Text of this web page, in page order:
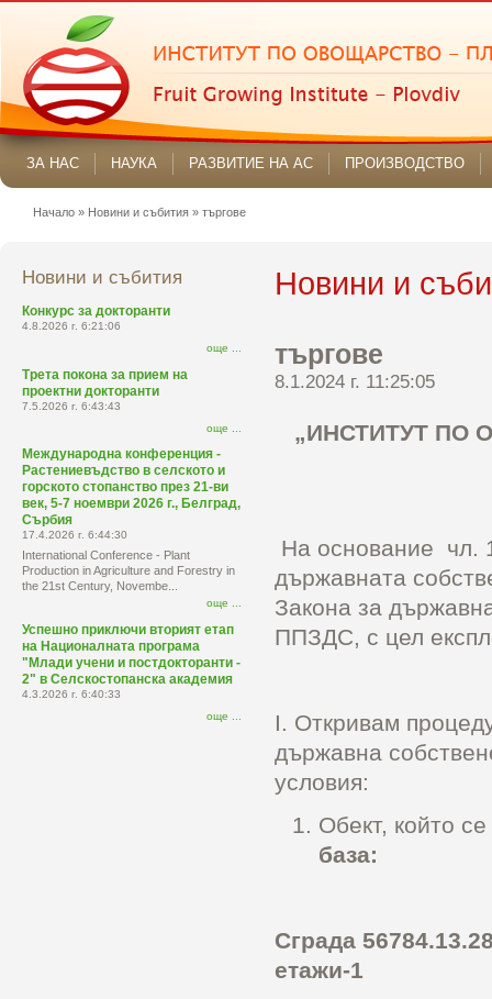
ЗА НАС НАУКА РАЗВИТИЕ НА АС ПРОИЗВОДСТВО
Начало » Новини и събития » търгове
Новини и събития
Конкурс за докторанти
4.8.2026 г. 6:21:06
още ...
Трета покона за прием на
проектни докторанти
7.5.2026 г. 6:43:43
още ...
Международна конференция -
Растениевъдство в селското и
горското стопанство през 21-ви
век, 5-7 ноември 2026 г., Белград,
Сърбия
17.4.2026 г. 6:44:30
International Conference - Plant
Production in Agriculture and Forestry in
the 21st Century, Novembe...
още ...
Успешно приключи вторият етап
на Националната програма
"Млади учени и постдокторанти -
2" в Селскостопанска академия
4.3.2026 г. 6:40:33
още ...
Новини и
търгове
8.1.2024 г. 11:25:05
„ИНСТИТУТ ПО
На основание чл.
държавната
Закона за
ППЗДС, с цел
І. Откривам
държавна
условия:
Обект, който
база:
Сграда
етажи-1